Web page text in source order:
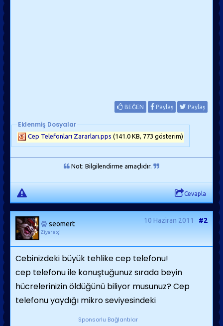
BEĞEN Paylaş Paylaş
Eklenmiş Dosyalar
Cep Telefonları Zararları.pps (141.0 KB, 773 gösterim)
Not: Bilgilendirme amaçlıdır.
Cevapla
seomert
Ziyaretçi
10 Haziran 2011 #2
Cebinizdeki büyük tehlike cep telefonu!
cep telefonu ile konuştuğunuz sırada beyin
hücrelerinizin öldüğünü biliyor musunuz? Cep
telefonu yaydığı mikro seviyesindeki
Sponsorlu Bağlantılar